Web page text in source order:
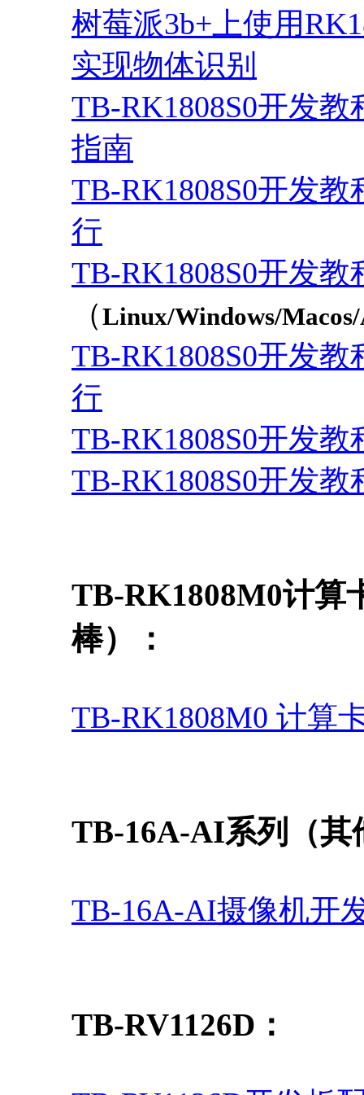
树莓派3b+上使用
实现物体识别
TB-RK1808S0开发
指南
TB-RK1808S0开发
行
TB-RK1808S0开发
（Linux/Windows/
TB-RK1808S0开发
行
TB-RK1808S0开发
TB-RK1808S0开发
TB-RK1808M0计算
棒）：
TB-RK1808M0 计算
TB-16A-AI系列 （
TB-16A-AI摄像机开
TB-RV1126D：